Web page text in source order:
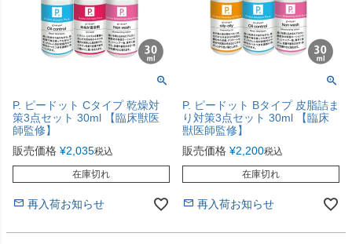
P. ピードット Cタイプ 乾燥対
策3点セット 30ml 【臨床獣医
師監修】
販売価格 ¥2,035税込
在庫切れ
再入荷お知らせ
P. ピードット Bタイプ 皮脂詰ま
り対策3点セット 30ml 【臨床
獣医師監修】
販売価格 ¥2,200税込
在庫切れ
再入荷お知らせ